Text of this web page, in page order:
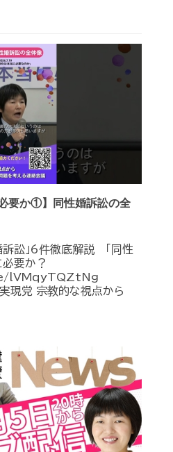
要か①】同性婚訴訟の全
訟」6件徹底解説 「同性
必要か？
lVMqyTQZtNg
現党 宗教的な視点から